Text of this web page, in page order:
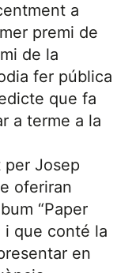
a
premi de
de la
fer pública
que fa
a terme a la
per Josep
oferiran
“Paper
i que conté la
en